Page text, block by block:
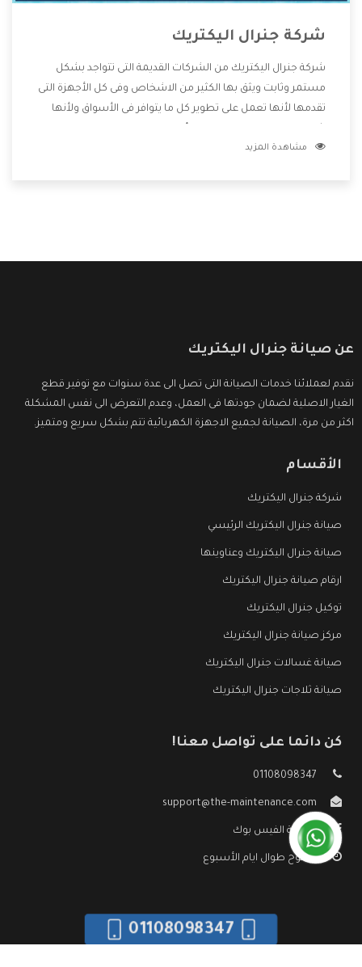
شركة جنرال اليكتريك
شركة جنرال اليكتريك من الشركات القديمة التى تتواجد بشكل
مستمر وثابت ويثق بها الكثير من الاشخاص وفى كل الأجهزة التى
تقدمها لأنها تعمل على تطوير كل ما يتوافر فى الأسواق ولأنها
المنتجات وتقدم للعملاء أقوى العروض والخصومات التى تسهل
مشاهدة المزيد
عن صيانة جنرال اليكتريك
نقدم لعملائنا خدمات الصيانة التى تصل الى عدة سنوات مع توفير قطع
الغيار الاصلية لضمان جودتها فى العمل، وعدم التعرض الى نفس المشكلة
اكثر من مرة، الصيانة لجميع الاجهزة الكهربائية تتم بشكل سريع ومتميز.
الأقسام
شركة جنرال اليكتريك
صيانة جنرال اليكتريك الرئيسي
صيانة جنرال اليكتريك وعناوينها
ارقام صيانة جنرال اليكتريك
توكيل جنرال اليكتريك
مركز صيانة جنرال اليكتريك
صيانة غسالات جنرال اليكتريك
صيانة ثلاجات جنرال اليكتريك
كن دائما على تواصل معنا!
01108098347
support@the-maintenance.com
صفحة الفيس بوك
مفتوح طوال ايام الأسبوع
01108098347